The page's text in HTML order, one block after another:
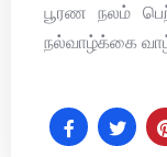
பூரண நலம்
நல்வாழ்க்கை